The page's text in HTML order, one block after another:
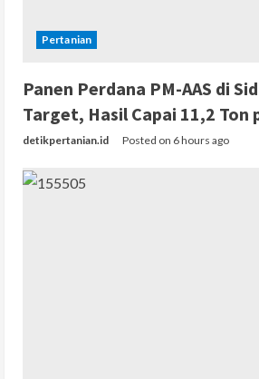
Pertanian
Panen Perdana PM-AAS di
Target, Hasil Capai 11,2 Ton
detikpertanian.id Posted on 6 hours ago